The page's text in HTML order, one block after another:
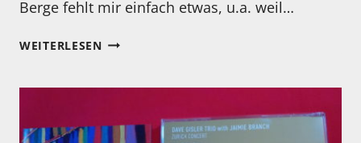
Berge fehlt mir einfach etwas, u.a. weil…
WEITERLESENECHTE
SIE